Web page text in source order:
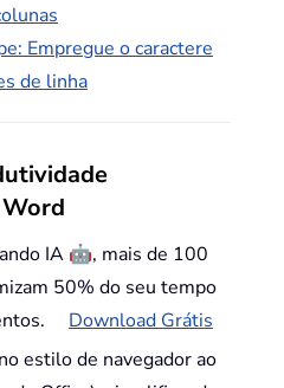
Empregue o caractere
de linha
IA 🤖, mais de 100
50% do seu tempo
Download Grátis
estilo de navegador ao